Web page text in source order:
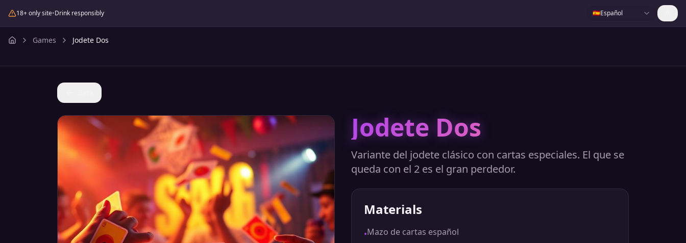
18+ only site•Drink responsibly 🇪🇸Español
Games Jodete Dos
Jodete Dos
Variante del jodete clásico con cartas especiales. El que se
queda con el 2 es el gran perdedor.
Materials
•Mazo de cartas español